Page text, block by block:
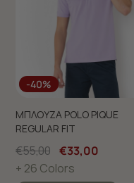
-40%
ΜΠΛΟΥΖΑ POLO PIQUE
REGULAR FIT
€55,00 €33,00
+ 26 Colors